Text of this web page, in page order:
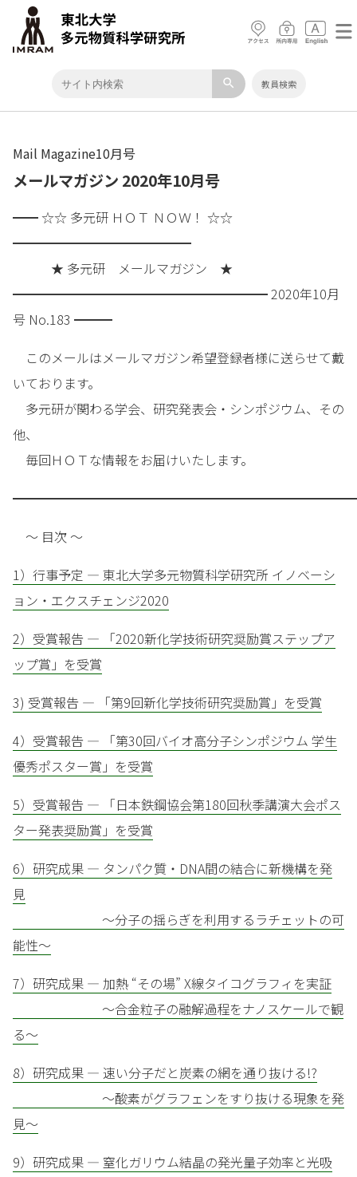
search 教員検索
Mail Magazine10月号
メールマガジン 2020年10月号
━━ ☆☆ 多元研 ＨＯＴ ＮＯＷ！ ☆☆
━━━━━━━━━━━━━━
★ 多元研 メールマガジン ★
━━━━━━━━━━━━━━━━━━━━ 2020年10月
号 No.183 ━━━
このメールはメールマガジン希望登録者様に送らせて戴
いております。
多元研が関わる学会、研究発表会・シンポジウム、その
他、
毎回ＨＯＴな情報をお届けいたします。
～ 目次 ～
1）行事予定 — 東北大学多元物質科学研究所 イノベーシ
ョン・エクスチェンジ2020
2）受賞報告 — 「2020新化学技術研究奨励賞ステップア
ップ賞」を受賞
3) 受賞報告 — 「第9回新化学技術研究奨励賞」を受賞
4）受賞報告 — 「第30回バイオ高分子シンポジウム 学生
優秀ポスター賞」を受賞
5）受賞報告 — 「日本鉄鋼協会第180回秋季講演大会ポス
ター発表奨励賞」を受賞
6）研究成果 — タンパク質・DNA間の結合に新機構を発
見
～分子の揺らぎを利用するラチェットの可
能性～
7）研究成果 — 加熱 “その場” X線タイコグラフィを実証
～合金粒子の融解過程をナノスケールで観
る～
8）研究成果 — 速い分子だと炭素の網を通り抜ける!?
～酸素がグラフェンをすり抜ける現象を発
見～
9）研究成果 — 窒化ガリウム結晶の発光量子効率と光吸